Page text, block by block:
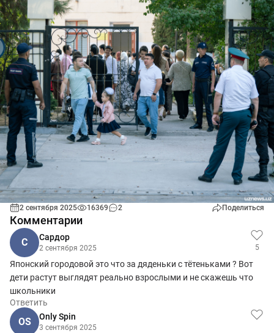
2 сентября 2025 16369 2 Поделиться
Комментарии
С Сардор
2 сентября 2025 5
Японский городовой это что за дяденьки с тётеньками ? Вот
дети растут выглядят реально взрослыми и не скажешь что
школьники
Ответить
OS Only Spin
3 сентября 2025